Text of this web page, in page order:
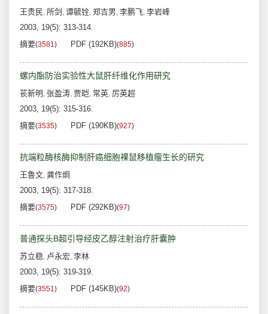
王贵民, 所剑 , 谭毓铨, 郑吉男, 李鹏飞, 李岩峰
2003, 19(5): 313-314.
摘要(3581) PDF (192KB)(885)
螺内酯防治实验性大鼠肝纤维化作用研究
苌新明 , 张盈涛, 贾皑, 常英, 厉英超
2003, 19(5): 315-316.
摘要(3535) PDF (190KB)(927)
抗端粒酶核酶抑制肝癌细胞裸鼠移植瘤生长的研究
王鲁文, 龚作炯
2003, 19(5): 317-318.
摘要(3575) PDF (292KB)(97)
普通探头B超引导经皮乙醇注射治疗肝囊肿
苏立稳, 卢永宏, 李林
2003, 19(5): 319-319.
摘要(3551) PDF (145KB)(92)